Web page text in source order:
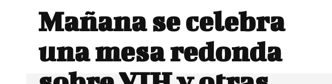
Mañana se celebra
una mesa redonda